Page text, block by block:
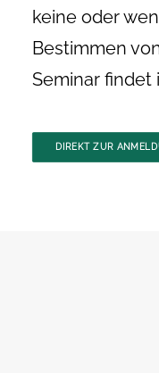
keine oder
Bestimmen
Seminar findet
DIREKT ZUR